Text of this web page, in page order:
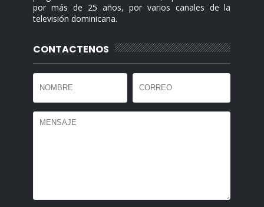
por más de 25 años, por varios canales de la
televisión dominicana.
CONTACTENOS